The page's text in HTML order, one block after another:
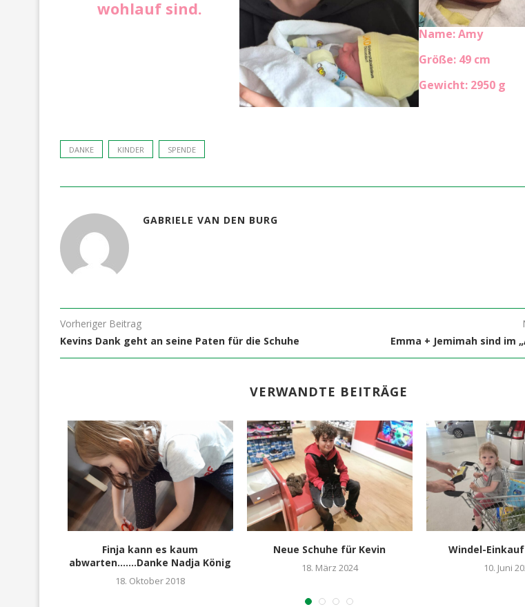
wohlauf sind.
Name: Amy
Größe: 49 cm
Gewicht: 2950 g
DANKE KINDER SPENDE
GABRIELE VAN DEN BURG
Vorheriger Beitrag
Kevins Dank geht an seine Paten für die Schuhe
Emma + Jemimah sind im
VERWANDTE BEITRÄGE
Finja kann es kaum
abwarten…….Danke Nadja König
18. Oktober 2018
Neue Schuhe für Kevin
18. März 2024
Windel-
10. Juni